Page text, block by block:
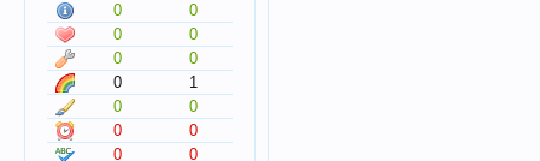
0
0
0
0
0
0
0
1
0
0
0
0
0
0